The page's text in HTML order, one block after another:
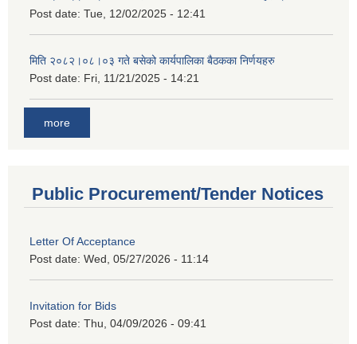
Post date: Tue, 12/02/2025 - 12:41
मिति २०८२।०८।०३ गते बसेको कार्यपालिका बैठकका निर्णयहरु
Post date: Fri, 11/21/2025 - 14:21
more
Public Procurement/Tender Notices
Letter Of Acceptance
Post date: Wed, 05/27/2026 - 11:14
Invitation for Bids
Post date: Thu, 04/09/2026 - 09:41